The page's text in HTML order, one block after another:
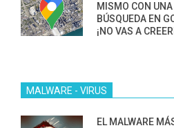
MISMO CON UNA
BÚSQUEDA EN
¡NO VAS A
MALWARE - VIRUS
EL MALWARE